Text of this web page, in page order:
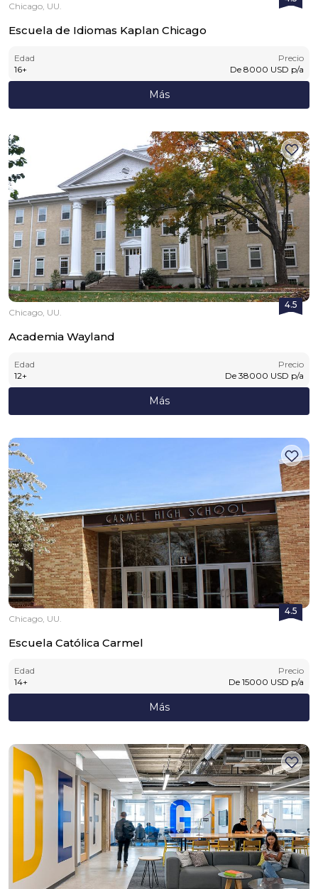
Chicago, UU.
Escuela de Idiomas Kaplan Chicago
Edad
16+
Precio
De 8000 USD p/a
Más
4.5
Chicago, UU.
Academia Wayland
Edad
12+
Precio
De 38000 USD p/a
Más
4.5
Chicago, UU.
Escuela Católica Carmel
Edad
14+
Precio
De 15000 USD p/a
Más